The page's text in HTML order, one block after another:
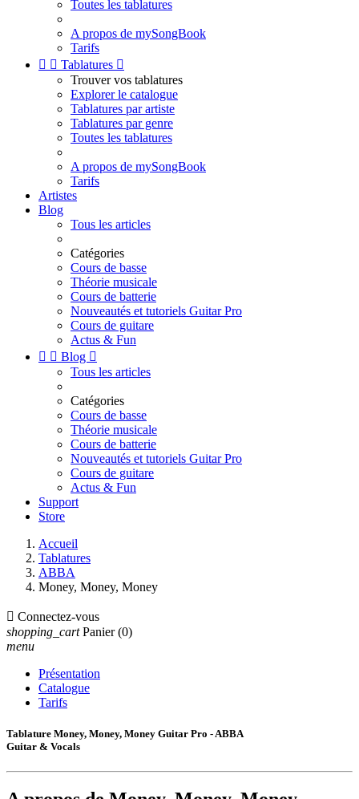
Toutes les tablatures
A propos de mySongBook
Tarifs
  Tablatures 
Trouver vos tablatures
Explorer le catalogue
Tablatures par artiste
Tablatures par genre
Toutes les tablatures
A propos de mySongBook
Tarifs
Artistes
Blog
Tous les articles
Catégories
Cours de basse
Théorie musicale
Cours de batterie
Nouveautés et tutoriels Guitar Pro
Cours de guitare
Actus & Fun
  Blog 
Tous les articles
Catégories
Cours de basse
Théorie musicale
Cours de batterie
Nouveautés et tutoriels Guitar Pro
Cours de guitare
Actus & Fun
Support
Store
Accueil
Tablatures
ABBA
Money, Money, Money
 Connectez-vous
shopping_cart Panier (0)
menu
Présentation
Catalogue
Tarifs
Tablature Money, Money, Money Guitar Pro - ABBA
Guitar & Vocals